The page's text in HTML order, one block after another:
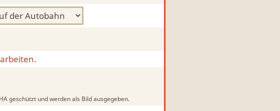
geschützt und werden als Bild ausgegeben.